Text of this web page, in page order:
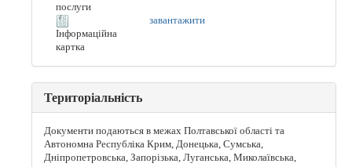
послуги
Інформаційна
картка
завантажити
Територіальність
Документи подаються в межах Полтавської області та
Автономна Республіка Крим, Донецька, Сумська,
Дніпропетровська, Запорізька, Луганська, Миколаївська,